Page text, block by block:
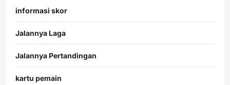
informasi skor
Jalannya Laga
Jalannya Pertandingan
kartu pemain